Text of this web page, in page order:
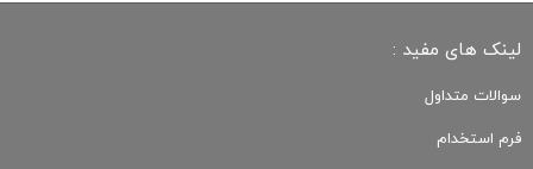
لینک های مفید :
سوالات متداول
فرم استخدام